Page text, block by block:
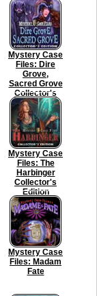
Mystery Case
Files: Dire
Grove,
Sacred Grove
Collector's
Edition
Mystery Case
Files: The
Harbinger
Collector's
Edition
Mystery Case
Files: Madam
Fate